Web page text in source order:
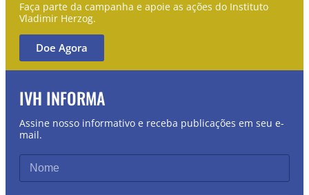
Faça parte da campanha e apoie as ações do Instituto
Vladimir Herzog.
Doe Agora
IVH INFORMA
Assine nosso informativo e receba publicações em seu e-
mail.